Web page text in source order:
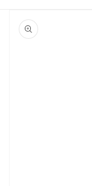
a la
información